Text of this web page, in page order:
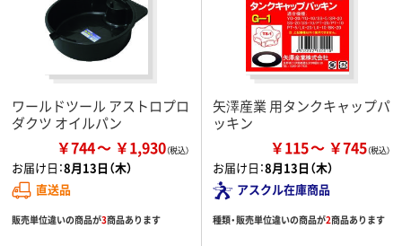
ワールドツール アストロプロ
ダクツ オイルパン
￥744 ￥1,930
お届け日：8月13日（木）
直送品
販売単位違いの商品が3商品あります
矢澤産業 用タンクキャップパ
ッキン
￥115 ￥745
お届け日：8月13日（木）
アスクル在庫商品
種類・販売単位違いの商品が2商品あります